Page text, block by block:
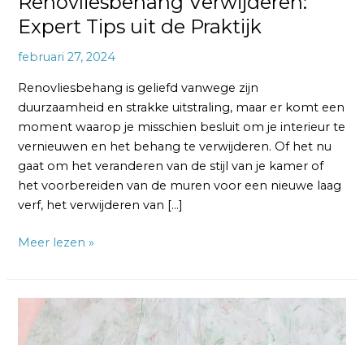
Expert Tips uit de Praktijk
februari 27, 2024
Renovliesbehang is geliefd vanwege zijn
duurzaamheid en strakke uitstraling, maar er komt een
moment waarop je misschien besluit om je interieur te
vernieuwen en het behang te verwijderen. Of het nu
gaat om het veranderen van de stijl van je kamer of
het voorbereiden van de muren voor een nieuwe laag
verf, het verwijderen van […]
Meer lezen »
Vliesbehang
Verwijderen